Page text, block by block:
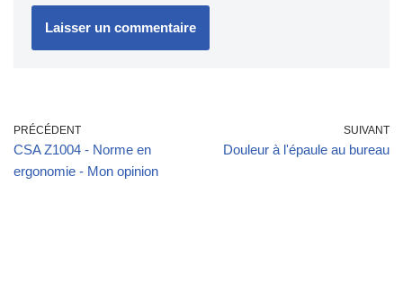
PRÉCÉDENT
CSA Z1004 - Norme en
ergonomie - Mon opinion
SUIVANT
Douleur à l'épaule au bureau